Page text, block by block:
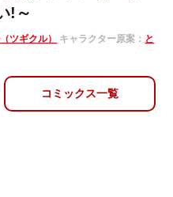
!～
ツギクル） キャラクター原案： と
コミックス一覧